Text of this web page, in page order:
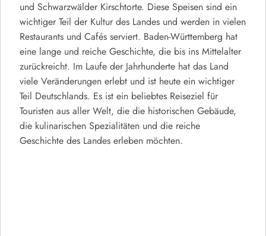
und Schwarzwälder Kirschtorte. Diese Speisen sind ein
wichtiger Teil der Kultur des Landes und werden in vielen
Restaurants und Cafés serviert. Baden-Württemberg hat
eine lange und reiche Geschichte, die bis ins Mittelalter
zurückreicht. Im Laufe der Jahrhunderte hat das Land
viele Veränderungen erlebt und ist heute ein wichtiger
Teil Deutschlands. Es ist ein beliebtes Reiseziel für
Touristen aus aller Welt, die die historischen Gebäude,
die kulinarischen Spezialitäten und die reiche
Geschichte des Landes erleben möchten.